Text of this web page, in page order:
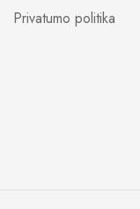
Privatumo politika